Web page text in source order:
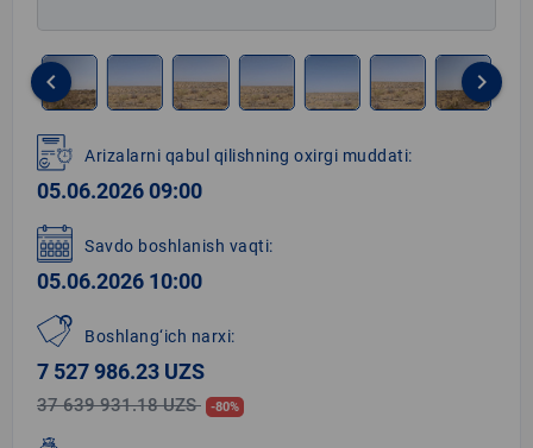
1
of
8
keyboard_arrow_left keyboard_arrow_right
Arizalarni qabul qilishning oxirgi muddati:
05.06.2026 09:00
Savdo boshlanish vaqti:
05.06.2026 10:00
Boshlang‘ich narxi:
7 527 986.23 UZS
37 639 931.18 UZS -80%